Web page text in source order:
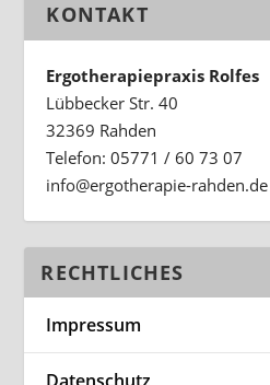
KONTAKT
Ergotherapiepraxis Rolfes
Lübbecker Str. 40
32369 Rahden
Telefon: 05771 / 60 73 07
ed.nedhar-eiparehtogre@ofni
RECHTLICHES
Impressum